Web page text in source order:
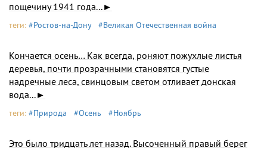
пощечину 1941 года...►
теги: #Ростов-на-Дону #Великая Отечественная война
Кончается осень… Как всегда, роняют пожухлые листья
деревья, почти прозрачными становятся густые
надречные леса, свинцовым светом отливает донская
вода...►
теги: #Природа #Осень #Ноябрь
Это было тридцать лет назад. Высоченный правый берег